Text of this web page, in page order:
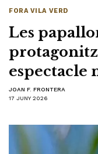
FORA VILA VERD
Les
espectacle
JOAN F. FRONTERA
17 JUNY 2026